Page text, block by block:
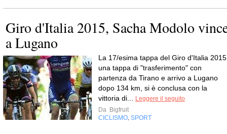
Giro d'Italia 2015, Sacha Modolo
a Lugano
La 17/esima tappa del Giro d'Italia
una tappa di "trasferimento" con
partenza da Tirano e arrivo a Lugano
dopo 134 km, si è conclusa con la
vittoria di...
Leggere il seguito
Da Bigfruit
CICLISMO SPORT